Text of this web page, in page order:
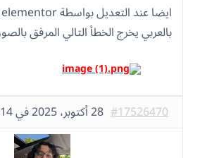
بالعربي يخرج الخطأ التالي المرفق
28 أكتوبر، 2025 في 2:14 م #17526470